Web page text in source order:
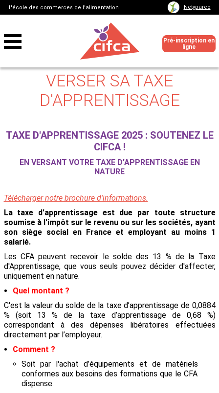
L'école des commerces de l'alimentation Netypareo
Pré-inscription en
ligne
VERSER SA TAXE
D'APPRENTISSAGE
TAXE D'APPRENTISSAGE 2025 : SOUTENEZ LE
CIFCA !
EN VERSANT VOTRE TAXE D'APPRENTISSAGE EN
NATURE
Télécharger notre brochure d'informations.
La taxe d'apprentissage est due par toute structure
soumise à l'impôt sur le revenu ou sur les sociétés, ayant
son siège social en France et employant au moins 1
salarié.
Les CFA peuvent recevoir le solde des 13 % de la Taxe
d'Apprentissage, que vous seuls pouvez décider d'affecter,
uniquement en nature.
Quel montant ?
C'est la valeur du solde de la taxe d’apprentissage de 0,0884
% (soit 13 % de la taxe d’apprentissage de 0,68 %)
correspondant à des dépenses libératoires effectuées
directement par l’employeur.
Comment ?
Soit par l'achat d’équipements et de matériels
conformes aux besoins des formations que le CFA
dispense.